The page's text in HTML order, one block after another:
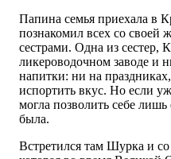
Папина семья приехала в
познакомил всех со своей
сестрами. Одна из сестер,
ликероводочном заводе и
напитки: ни на
испортить вкус. Но если
могла позволить себе
была.
Встретился там Шурка и